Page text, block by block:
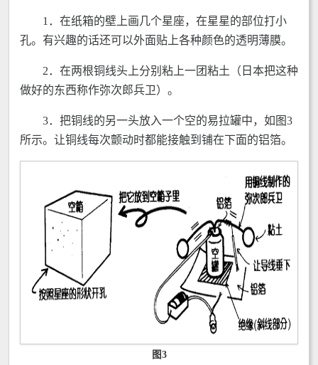
1．在纸箱的壁上画几个星座，在星星的部位打小
孔。有兴趣的话还可以外面贴上各种颜色的透明薄膜。
2．在两根铜线头上分别粘上一团粘土（日本把这种
做好的东西称作弥次郎兵卫）。
3．把铜线的另一头放入一个空的易拉罐中，如图3
所示。让铜线每次颤动时都能接触到铺在下面的铝箔。
图3